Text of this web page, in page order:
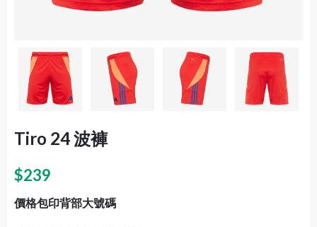
Tiro 24 波褲
$239
價格包印背部大號碼